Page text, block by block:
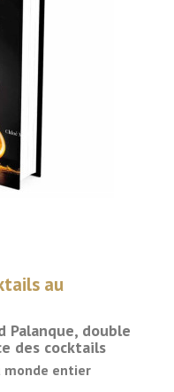
au
Palanque, double
des cocktails
monde entier